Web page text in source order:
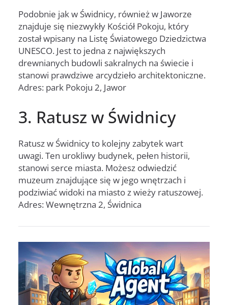
Podobnie jak w Świdnicy, również w Jaworze
znajduje się niezwykły Kościół Pokoju, który
został wpisany na Listę Światowego Dziedzictwa
UNESCO. Jest to jedna z największych
drewnianych budowli sakralnych na świecie i
stanowi prawdziwe arcydzieło architektoniczne.
Adres: park Pokoju 2, Jawor
3. Ratusz w Świdnicy
Ratusz w Świdnicy to kolejny zabytek wart
uwagi. Ten urokliwy budynek, pełen historii,
stanowi serce miasta. Możesz odwiedzić
muzeum znajdujące się w jego wnętrzach i
podziwiać widoki na miasto z wieży ratuszowej.
Adres: Wewnętrzna 2, Świdnica